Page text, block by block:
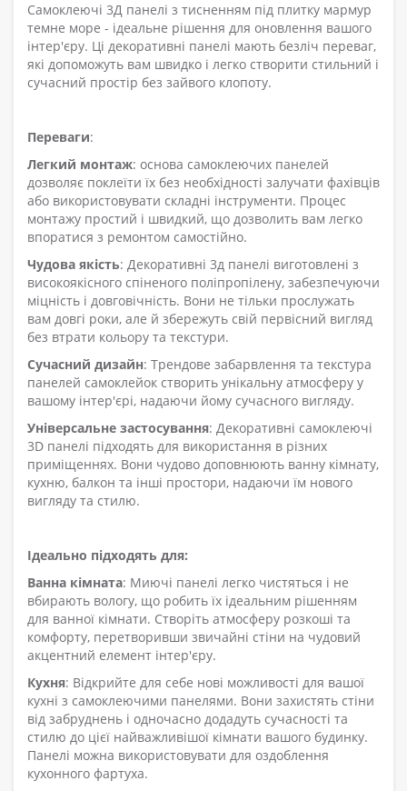
Самоклеючі 3Д панелі з тисненням під плитку мармур
темне море - ідеальне рішення для оновлення вашого
інтер'єру. Ці декоративні панелі мають безліч переваг,
які допоможуть вам швидко і легко створити стильний і
сучасний простір без зайвого клопоту.
Переваги:
Легкий монтаж: основа самоклеючих панелей
дозволяє поклеїти їх без необхідності залучати фахівців
або використовувати складні інструменти. Процес
монтажу простий і швидкий, що дозволить вам легко
впоратися з ремонтом самостійно.
Чудова якість: Декоративні 3д панелі виготовлені з
високоякісного спіненого поліпропілену, забезпечуючи
міцність і довговічність. Вони не тільки прослужать
вам довгі роки, але й збережуть свій первісний вигляд
без втрати кольору та текстури.
Сучасний дизайн: Трендове забарвлення та текстура
панелей самоклейок створить унікальну атмосферу у
вашому інтер'єрі, надаючи йому сучасного вигляду.
Універсальне застосування: Декоративні самоклеючі
3D панелі підходять для використання в різних
приміщеннях. Вони чудово доповнюють ванну кімнату,
кухню, балкон та інші простори, надаючи їм нового
вигляду та стилю.
Ідеально підходять для:
Ванна кімната: Миючі панелі легко чистяться і не
вбирають вологу, що робить їх ідеальним рішенням
для ванної кімнати. Створіть атмосферу розкоші та
комфорту, перетворивши звичайні стіни на чудовий
акцентний елемент інтер'єру.
Кухня: Відкрийте для себе нові можливості для вашої
кухні з самоклеючими панелями. Вони захистять стіни
від забруднень і одночасно додадуть сучасності та
стилю до цієї найважливішої кімнати вашого будинку.
Панелі можна використовувати для оздоблення
кухонного фартуха.